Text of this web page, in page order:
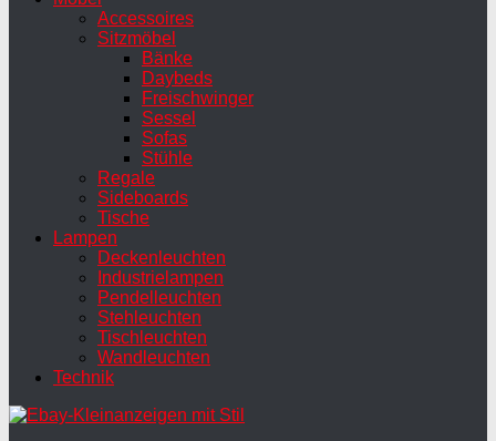
Accessoires
Sitzmöbel
Bänke
Daybeds
Freischwinger
Sessel
Sofas
Stühle
Regale
Sideboards
Tische
Lampen
Deckenleuchten
Industrielampen
Pendelleuchten
Stehleuchten
Tischleuchten
Wandleuchten
Technik